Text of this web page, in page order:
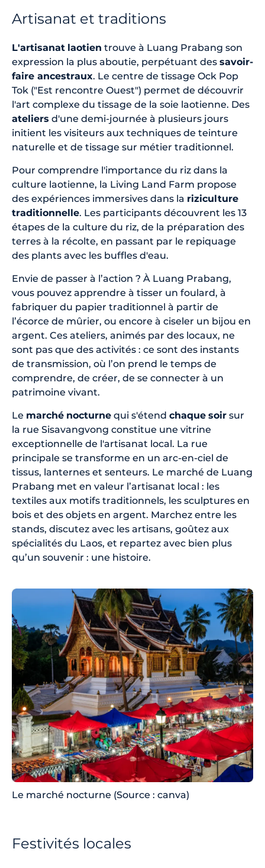
Artisanat et traditions
L'artisanat laotien trouve à Luang Prabang son
expression la plus aboutie, perpétuant des savoir-
faire ancestraux. Le centre de tissage Ock Pop
Tok ("Est rencontre Ouest") permet de découvrir
l'art complexe du tissage de la soie laotienne. Des
ateliers d'une demi-journée à plusieurs jours
initient les visiteurs aux techniques de teinture
naturelle et de tissage sur métier traditionnel.
Pour comprendre l'importance du riz dans la
culture laotienne, la Living Land Farm propose
des expériences immersives dans la riziculture
traditionnelle. Les participants découvrent les 13
étapes de la culture du riz, de la préparation des
terres à la récolte, en passant par le repiquage
des plants avec les buffles d'eau.
Envie de passer à l’action ? À Luang Prabang,
vous pouvez apprendre à tisser un foulard, à
fabriquer du papier traditionnel à partir de
l’écorce de mûrier, ou encore à ciseler un bijou en
argent. Ces ateliers, animés par des locaux, ne
sont pas que des activités : ce sont des instants
de transmission, où l’on prend le temps de
comprendre, de créer, de se connecter à un
patrimoine vivant.
Le marché nocturne qui s'étend chaque soir sur
la rue Sisavangvong constitue une vitrine
exceptionnelle de l'artisanat local. La rue
principale se transforme en un arc-en-ciel de
tissus, lanternes et senteurs. Le marché de Luang
Prabang met en valeur l’artisanat local : les
textiles aux motifs traditionnels, les sculptures en
bois et des objets en argent. Marchez entre les
stands, discutez avec les artisans, goûtez aux
spécialités du Laos, et repartez avec bien plus
qu’un souvenir : une histoire.
Le marché nocturne (Source : canva)
Festivités locales